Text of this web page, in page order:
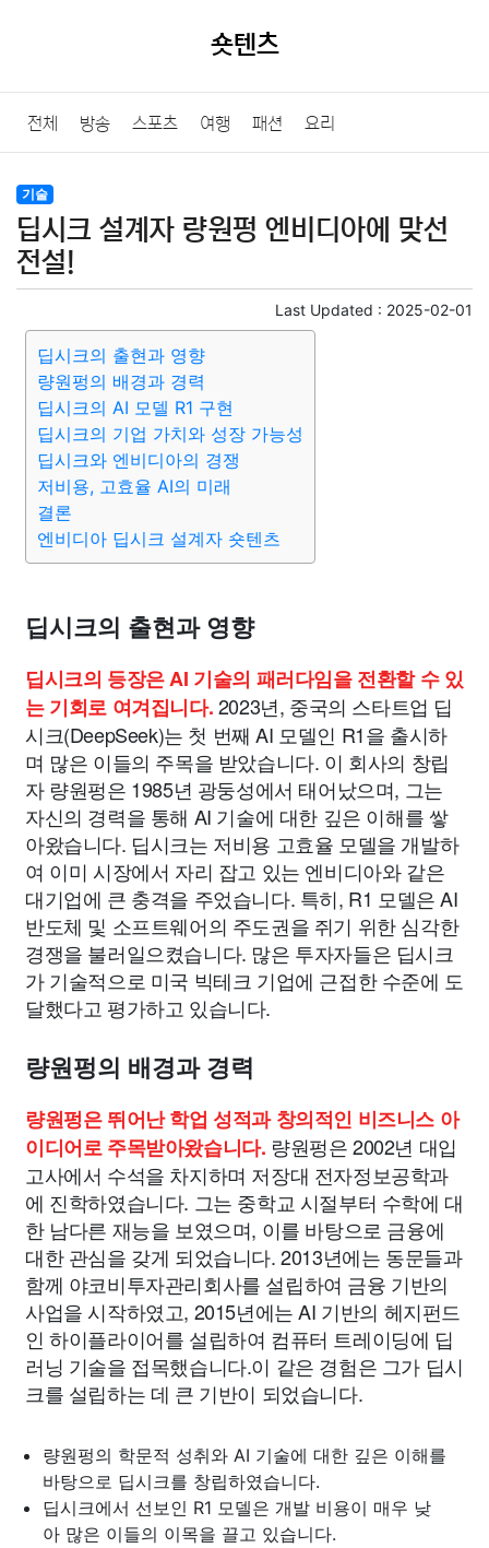
숏텐츠
전체 방송 스포츠 여행 패션 요리
기술
딥시크 설계자 량원펑 엔비디아에 맞선
전설!
Last Updated : 2025-02-01
딥시크의 출현과 영향
량원펑의 배경과 경력
딥시크의 AI 모델 R1 구현
딥시크의 기업 가치와 성장 가능성
딥시크와 엔비디아의 경쟁
저비용, 고효율 AI의 미래
결론
엔비디아 딥시크 설계자 숏텐츠
딥시크의 출현과 영향
딥시크의 등장은 AI 기술의 패러다임을 전환할 수 있
는 기회로 여겨집니다.2023년, 중국의 스타트업 딥
시크(DeepSeek)는 첫 번째 AI 모델인 R1을 출시하
며 많은 이들의 주목을 받았습니다. 이 회사의 창립
자 량원펑은 1985년 광둥성에서 태어났으며, 그는
자신의 경력을 통해 AI 기술에 대한 깊은 이해를 쌓
아왔습니다. 딥시크는 저비용 고효율 모델을 개발하
여 이미 시장에서 자리 잡고 있는 엔비디아와 같은
대기업에 큰 충격을 주었습니다. 특히, R1 모델은 AI
반도체 및 소프트웨어의 주도권을 쥐기 위한 심각한
경쟁을 불러일으켰습니다. 많은 투자자들은 딥시크
가 기술적으로 미국 빅테크 기업에 근접한 수준에 도
달했다고 평가하고 있습니다.
량원펑의 배경과 경력
량원펑은 뛰어난 학업 성적과 창의적인 비즈니스 아
이디어로 주목받아왔습니다. 량원펑은 2002년 대입
고사에서 수석을 차지하며 저장대 전자정보공학과
에 진학하였습니다. 그는 중학교 시절부터 수학에 대
한 남다른 재능을 보였으며, 이를 바탕으로 금융에
대한 관심을 갖게 되었습니다. 2013년에는 동문들과
함께 야코비투자관리회사를 설립하여 금융 기반의
사업을 시작하였고, 2015년에는 AI 기반의 헤지펀드
인 하이플라이어를 설립하여 컴퓨터 트레이딩에 딥
러닝 기술을 접목했습니다.이 같은 경험은 그가 딥시
크를 설립하는 데 큰 기반이 되었습니다.
량원펑의 학문적 성취와 AI 기술에 대한 깊은 이해를
바탕으로 딥시크를 창립하였습니다.
딥시크에서 선보인 R1 모델은 개발 비용이 매우 낮
아 많은 이들의 이목을 끌고 있습니다.